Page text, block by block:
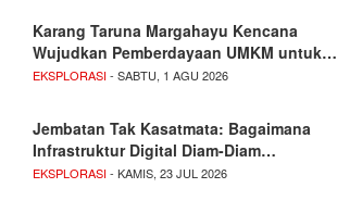
Karang Taruna Margahayu Kencana
Wujudkan Pemberdayaan UMKM untuk…
EKSPLORASI- SABTU, 1 AGU 2026
Jembatan Tak Kasatmata: Bagaimana
Infrastruktur Digital Diam-Diam…
EKSPLORASI- KAMIS, 23 JUL 2026